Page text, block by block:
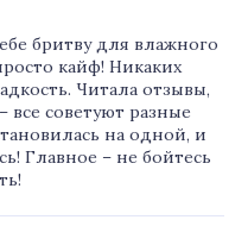
бритву для влажного
кайф! Никаких
Читала отзывы,
все советуют разные
на одной, и
Главное – не бойтесь